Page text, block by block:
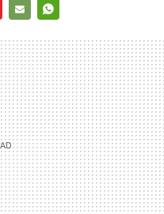
MAIL